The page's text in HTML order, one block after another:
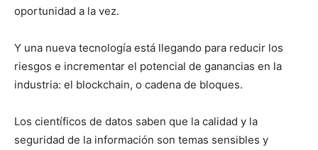
oportunidad a la vez.
Y una nueva tecnología está llegando para reducir los
riesgos e incrementar el potencial de ganancias en la
industria: el blockchain, o cadena de bloques.
Los científicos de datos saben que la calidad y la
seguridad de la información son temas sensibles y